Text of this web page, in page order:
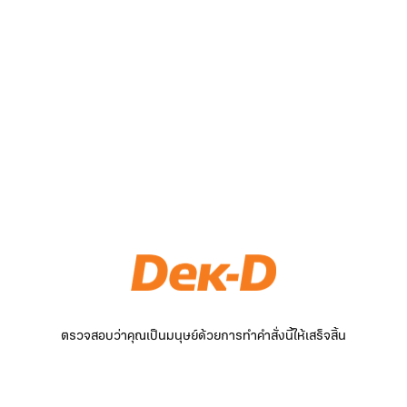
ตรวจสอบว่าคุณเป็นมนุษย์ด้วยการทำคำสั่งนี้ให้เสร็จสิ้น